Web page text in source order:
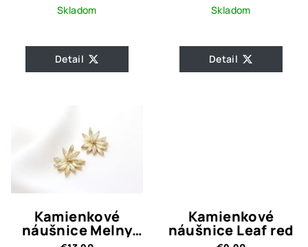
Skladom
Detail
Skladom
Detail
Kamienkové
náušnice Melny
Kamienkové
náušnice Leaf red